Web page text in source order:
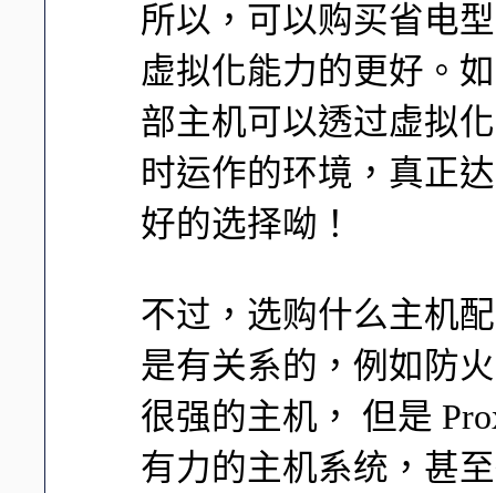
所以，可以购买省电
虚拟化能力的更好。
部主机可以透过虚拟
时运作的环境，真正
好的选择呦！
不过，选购什么主机
是有关系的，例如防
很强的主机， 但是
有力的主机系统，甚